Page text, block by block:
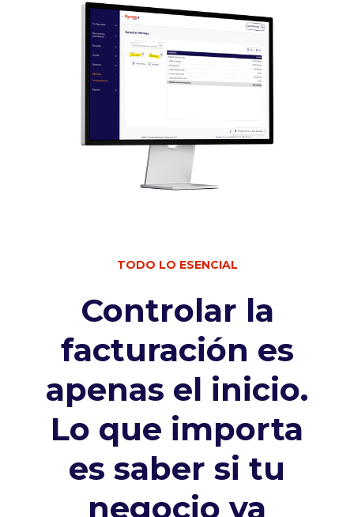
TODO LO ESENCIAL
Controlar la
facturación es
apenas el inicio.
Lo que importa
es saber si tu
negocio va